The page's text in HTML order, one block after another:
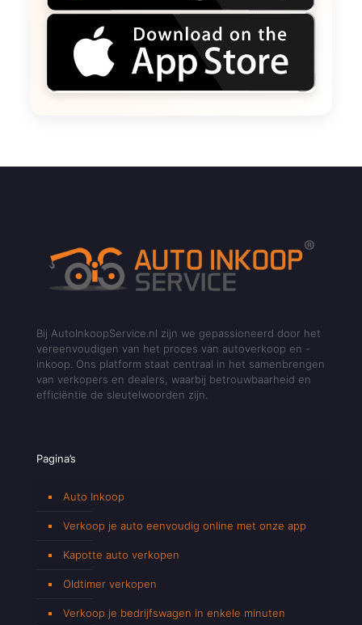
Bij AutoInkoopService.nl zijn we gepassioneerd door het
vereenvoudigen van het proces van autoverkoop en -
inkoop. Ons platform staat centraal in het samenbrengen
van verkopers en dealers, waarbij betrouwbaarheid en
efficiëntie de sleutelwoorden zijn.
Pagina’s
Auto Inkoop
Verkoop je auto eenvoudig online met onze app
Kapotte auto verkopen
Oldtimer verkopen
Verkoop je bedrijfswagen in enkele minuten